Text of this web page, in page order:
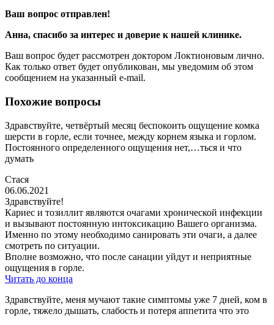
Ваш вопрос отправлен!
Анна, спасибо за интерес и доверие к нашей клинике.
Ваш вопрос будет рассмотрен доктором Локтионовым лично.
Как только ответ будет опубликован, мы уведомим об этом
сообщением на указанный e-mail.
Похожие вопросы
Здравствуйте, четвёртый месяц беспокоить ощущение комка
шерсти в горле, если точнее, между корнем языка и горлом.
Постоянного определенного ощущения нет,…ться и что
думать
Стася
06.06.2021
Здравствуйте!
Кариес и тозиллит являются очагами хронической инфекции
и вызывают постоянную интоксикацию Вашего организма.
Именно по этому необходимо санировать эти очаги, а далее
смотреть по ситуации.
Вполне возможно, что после санации уйдут и неприятные
ощущения в горле.
Читать до конца
Здравствуйте, меня мучают такие симптомы уже 7 дней, ком в
горле, тяжело дышать, слабость и потеря аппетита что это